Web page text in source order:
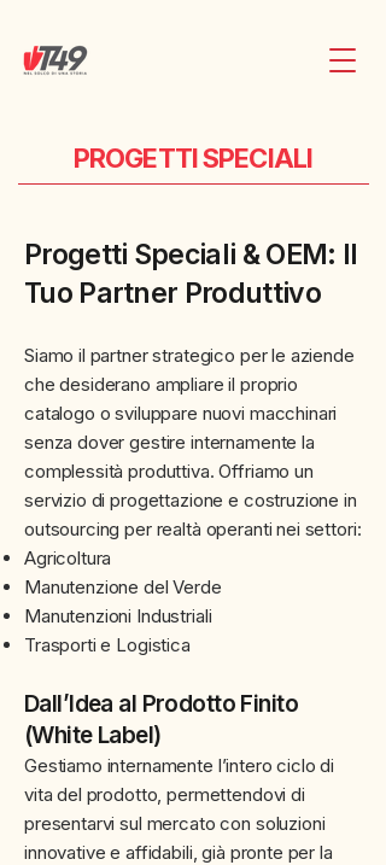
PROGETTI SPECIALI
Progetti Speciali & OEM: Il
Tuo Partner Produttivo
Siamo il partner strategico per le aziende
che desiderano ampliare il proprio
catalogo o sviluppare nuovi macchinari
senza dover gestire internamente la
complessità produttiva. Offriamo un
servizio di progettazione e costruzione in
outsourcing per realtà operanti nei settori:
Agricoltura
Manutenzione del Verde
Manutenzioni Industriali
Trasporti e Logistica
Dall’Idea al Prodotto Finito
(White Label)
Gestiamo internamente l’intero ciclo di
vita del prodotto, permettendovi di
presentarvi sul mercato con soluzioni
innovative e affidabili, già pronte per la